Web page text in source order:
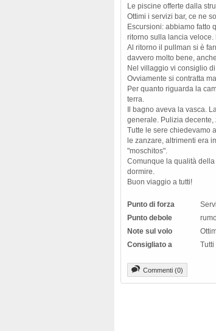
Le piscine offerte dalla
Ottimi i servizi bar, ce ne
Escursioni: abbiamo fatto
ritorno sulla lancia veloce.
Al ritorno il pullman si è
davvero molto bene,
Nel villaggio vi consiglio
Ovviamente si contratta
Per quanto riguarda la
terra.
Il bagno aveva la vasca.
generale. Pulizia decente,
Tutte le sere chiedevamo
le zanzare, altrimenti era
"moschitos".
Comunque la qualità
dormire.
Buon viaggio a tutti!
Punto di forza
Punto debole
Note sul volo
Consigliato a
Tutti
Commenti (0)